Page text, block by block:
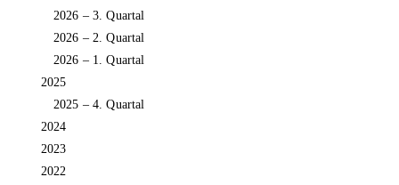
2026 – 3. Quartal
2026 – 2. Quartal
2026 – 1. Quartal
2025
2025 – 4. Quartal
2024
2023
2022